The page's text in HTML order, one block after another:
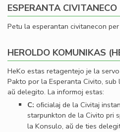
ESPERANTA CIVITANECO
Petu la esperantan civitanecon
HEROLDO KOMUNIKAS
HeKo estas retagentejo je la
Pakto por la Esperanta Civito,
aŭ delegito. La informoj estas:
C: oﬁcialaj de la Civitaj
starpunkton de la Civito pri
la Konsulo, aŭ de ties